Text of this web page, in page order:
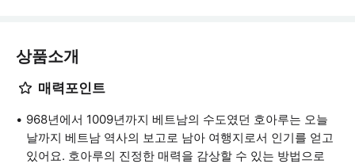
상품소개
매력포인트
968년에서 1009년까지 베트남의 수도였던 호아루는 오늘
날까지 베트남 역사의 보고로 남아 여행지로서 인기를 얻고
있어요. 호아루의 진정한 매력을 감상할 수 있는 방법으로